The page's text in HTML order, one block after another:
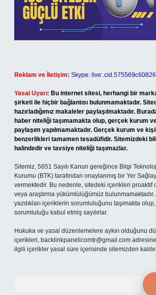
Reklam ve İletişim: Skype:
Yasal Uyarı: Bu internet sitesi, herhangi bir
şirketi ile hiçbir bağlantısı bulunmamaktadır.
hazırladığımız makaleler paylaşılmaktadır.
haber niteliği taşımamakta olup, gerçek kurum
paylaşım yapılmamaktadır. Gerçek kurum ve
benzerlikleri tamamen tesadüfidir. Sitemizdeki
halindedir ve tavsiye niteliği taşımazlar.
Sitemiz, 5651 Sayılı Kanun gereğince Bilgi
Kurumu (BTK) tarafından onaylanmış bir Yer
vermektedir. Bu nedenle, sitedeki içerikleri proaktif
veya araştırma yükümlülüğümüz
yazdıkları içeriklerin sorumluluğunu taşımakta
sorumluluğu kabul etmiş sayılırlar.
Hukuka ve yasal düzenlemelere aykırı olduğunu
içerikleri, backlinkpanelicomtr@gmail.com
ilgili içerikler yasal süre içerisinde sitemizden